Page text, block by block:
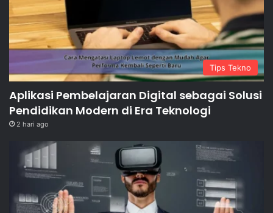
Tips Tekno
Aplikasi Pembelajaran Digital sebagai Solusi
Pendidikan Modern di Era Teknologi
2 hari ago